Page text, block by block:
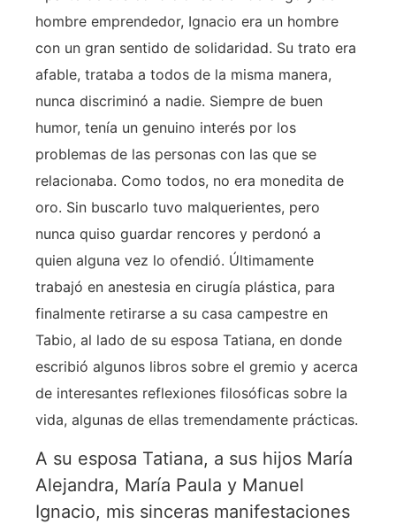
hombre emprendedor, Ignacio era un hombre
con un gran sentido de solidaridad. Su trato era
afable, trataba a todos de la misma manera,
nunca discriminó a nadie. Siempre de buen
humor, tenía un genuino interés por los
problemas de las personas con las que se
relacionaba. Como todos, no era monedita de
oro. Sin buscarlo tuvo malquerientes, pero
nunca quiso guardar rencores y perdonó a
quien alguna vez lo ofendió. Últimamente
trabajó en anestesia en cirugía plástica, para
finalmente retirarse a su casa campestre en
Tabio, al lado de su esposa Tatiana, en donde
escribió algunos libros sobre el gremio y acerca
de interesantes reflexiones filosóficas sobre la
vida, algunas de ellas tremendamente prácticas.
A su esposa Tatiana, a sus hijos María
Alejandra, María Paula y Manuel
Ignacio, mis sinceras manifestaciones